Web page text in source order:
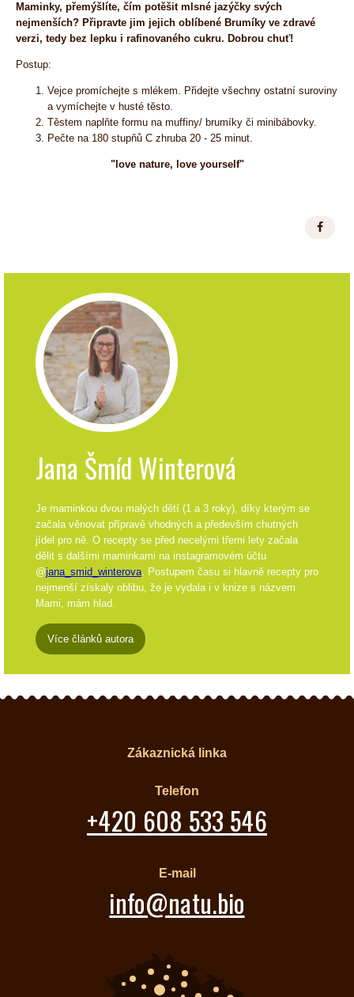
Maminky, přemýšlíte, čím potěšit mlsné jazýčky svých
nejmenších? Připravte jim jejich oblíbené Brumíky ve zdravé
verzi, tedy bez lepku i rafinovaného cukru. Dobrou chuť!
Postup:
Vejce promíchejte s mlékem. Přidejte všechny ostatní suroviny
a vymíchejte v husté těsto.
Těstem naplňte formu na muffiny/ brumíky či minibábovky.
Pečte na 180 stupňů C zhruba 20 - 25 minut.
"love nature, love yourself"
Jana Šmíd Winterová
Je maminkou dvou malých dětí (1 a 3 roky), díky kterým se
začala věnovat přípravě vhodných a především chutných
jídel pro ně. O recepty se před necelými třemi lety začala
dělit s dalšími maminkami na instagramovém účtu
@jana_smid_winterova. Postupem času si hlavně recepty pro
nejmenší získaly oblibu, že je vydala i v knize s názvem
Mami, mám hlad.
Více článků autora
Zákaznická linka
Telefon
+420 608 533 546
E-mail
info@natu.bio